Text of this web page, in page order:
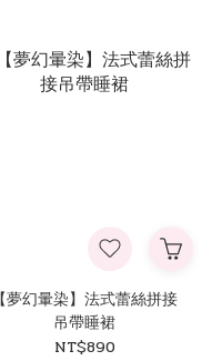
【夢幻暈染】法式蕾絲拼接
吊帶睡裙
NT$890